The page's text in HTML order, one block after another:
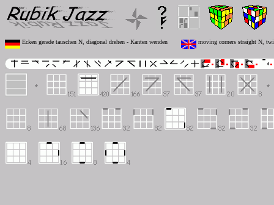
Ecken gerade tauschen N, diagonal drehen - Kanten wenden moving corners straight N,